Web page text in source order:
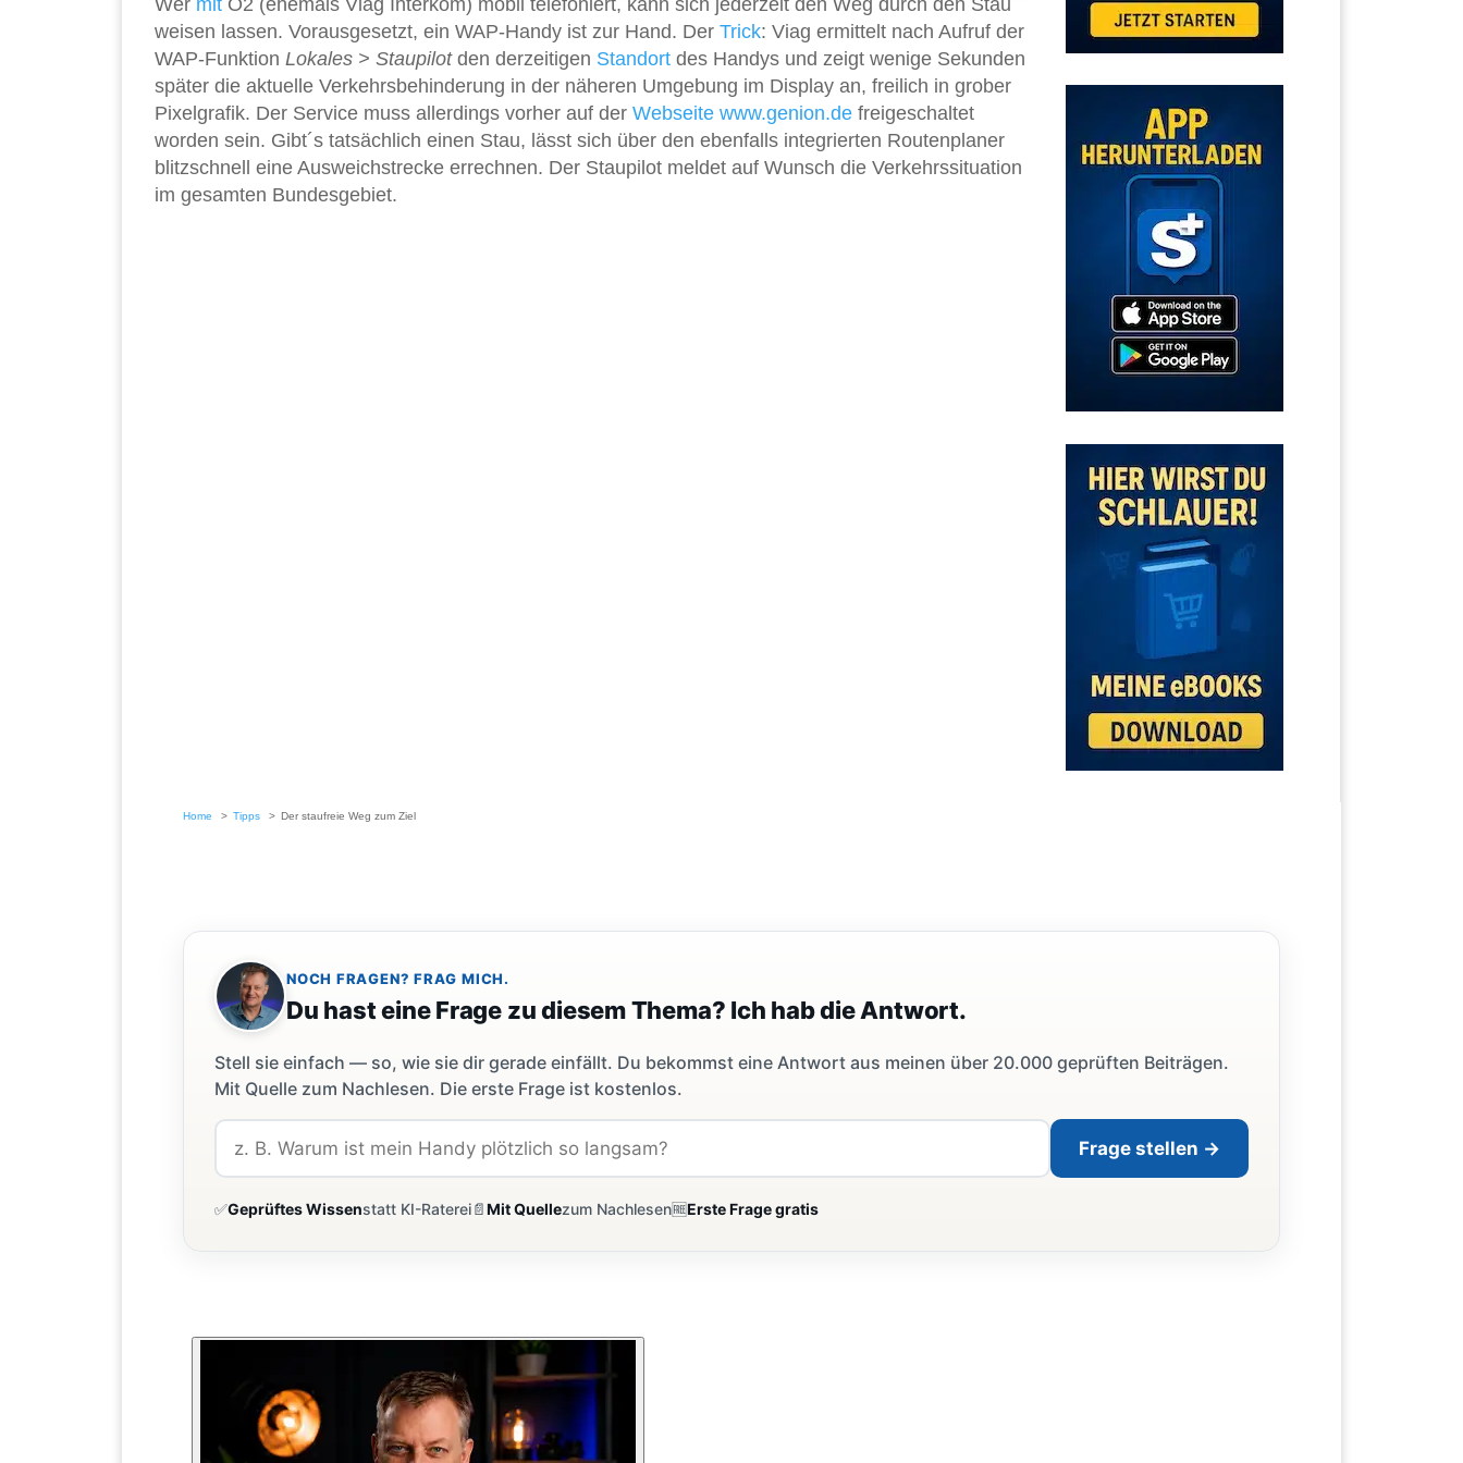
Wer mit O2 (ehemals Viag Interkom) mobil telefoniert, kann sich jederzeit den Weg durch den Stau
weisen lassen. Vorausgesetzt, ein WAP-Handy ist zur Hand. Der Trick: Viag ermittelt nach Aufruf der
WAP-Funktion Lokales > Staupilotden derzeitigen Standort des Handys und zeigt wenige Sekunden
später die aktuelle Verkehrsbehinderung in der näheren Umgebung im Display an, freilich in grober
Pixelgrafik. Der Service muss allerdings vorher auf der Webseite www.genion.de freigeschaltet
worden sein. Gibt´s tatsächlich einen Stau, lässt sich über den ebenfalls integrierten Routenplaner
blitzschnell eine Ausweichstrecke errechnen. Der Staupilot meldet auf Wunsch die Verkehrssituation
im gesamten Bundesgebiet.
Home Tipps Der staufreie Weg zum Ziel
NOCH FRAGEN? FRAG MICH.
Du hast eine Frage zu diesem Thema? Ich hab die Antwort.
Stell sie einfach — so, wie sie dir gerade einfällt. Du bekommst eine Antwort aus meinen über 20.000 geprüften Beiträgen.
Mit Quelle zum Nachlesen. Die erste Frage ist kostenlos.
Frage stellen →
✅Geprüftes Wissenstatt KI-Raterei📄Mit Quellezum Nachlesen🆓Erste Frage gratis